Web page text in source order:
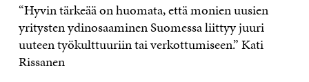
“Hyvin tärkeää on huomata, että monien uusien
yritysten ydinosaaminen Suomessa liittyy juuri
uuteen työkulttuuriin tai verkottumiseen.” Kati
Rissanen